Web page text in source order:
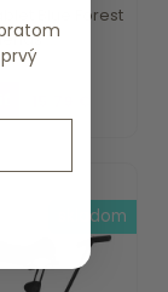
Blue Forest
...
skladom